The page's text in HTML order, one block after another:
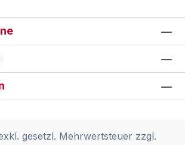
gesetzl. Mehrwertsteuer zzgl.